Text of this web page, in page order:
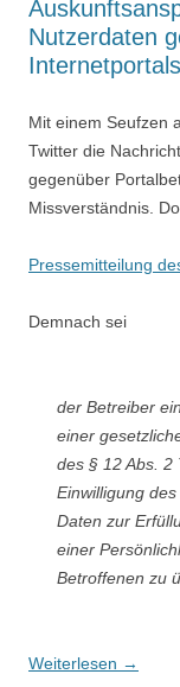
Nutzerdaten
Mit einem Seufzen
Twitter die
gegenüber
Missverständnis.
Pressemitteilung
Demnach sei
der Betreiber
einer
des § 12 Abs. 2
Einwilligung
Daten zur
einer
Betroffenen zu
Weiterlesen →